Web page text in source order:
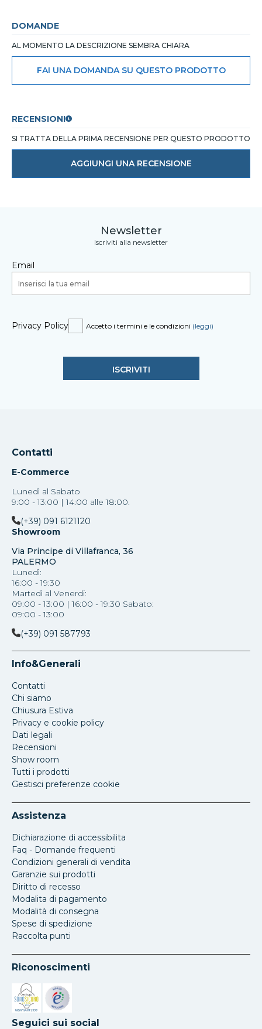
DOMANDE
AL MOMENTO LA DESCRIZIONE SEMBRA CHIARA
FAI UNA DOMANDA SU QUESTO PRODOTTO
RECENSIONI
SI TRATTA DELLA PRIMA RECENSIONE PER QUESTO PRODOTTO
AGGIUNGI UNA RECENSIONE
Newsletter
Iscriviti alla newsletter
Email
Privacy Policy Accetto i termini e le condizioni (leggi)
Contatti
E-Commerce
Lunedì al Sabato
9:00 - 13:00 | 14:00 alle 18:00.
(+39) 091 6121120
Showroom
Via Principe di Villafranca, 36
PALERMO
Lunedì:
16:00 - 19:30
Martedì al Venerdi:
09:00 - 13:00 | 16:00 - 19:30 Sabato:
09:00 - 13:00
(+39) 091 587793
Info&Generali
Contatti
Chi siamo
Chiusura Estiva
Privacy e cookie policy
Dati legali
Recensioni
Show room
Tutti i prodotti
Gestisci preferenze cookie
Assistenza
Dichiarazione di accessibilita
Faq - Domande frequenti
Condizioni generali di vendita
Garanzie sui prodotti
Diritto di recesso
Modalita di pagamento
Modalità di consegna
Spese di spedizione
Raccolta punti
Riconoscimenti
Si apre in una nuova scheda
Si apre in una nuova scheda
Seguici sui social